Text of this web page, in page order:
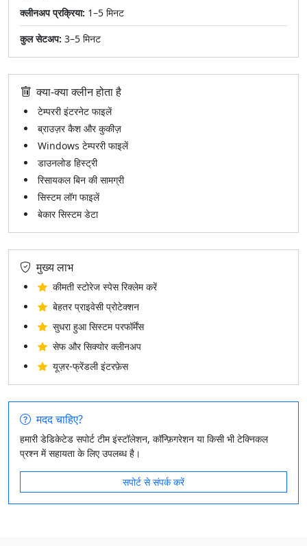
क्लीनअप प्रक्रिया: 1–5 मिनट
कुल सेटअप: 3–5 मिनट
क्या-क्या क्लीन होता है
टेम्पररी इंटरनेट फाइलें
ब्राउज़र कैश और कुकीज़
Windows टेम्पररी फाइलें
डाउनलोड हिस्ट्री
रिसायकल बिन की सामग्री
सिस्टम लॉग फाइलें
बेकार सिस्टम डेटा
मुख्य लाभ
कीमती स्टोरेज स्पेस रिक्लेम करें
बेहतर प्राइवेसी प्रोटेक्शन
सुधरा हुआ सिस्टम परफॉर्मेंस
सेफ और सिक्योर क्लीनअप
यूज़र-फ्रेंडली इंटरफ़ेस
मदद चाहिए?
हमारी डेडिकेटेड सपोर्ट टीम इंस्टॉलेशन, कॉन्फ़िगरेशन या किसी भी टेक्निकल
प्रश्न में सहायता के लिए उपलब्ध है।
सपोर्ट से संपर्क करें